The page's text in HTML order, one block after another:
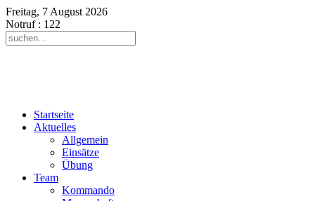
Freitag, 7 August 2026
Notruf: 122
Startseite
Aktuelles
Allgemein
Einsätze
Übung
Team
Kommando